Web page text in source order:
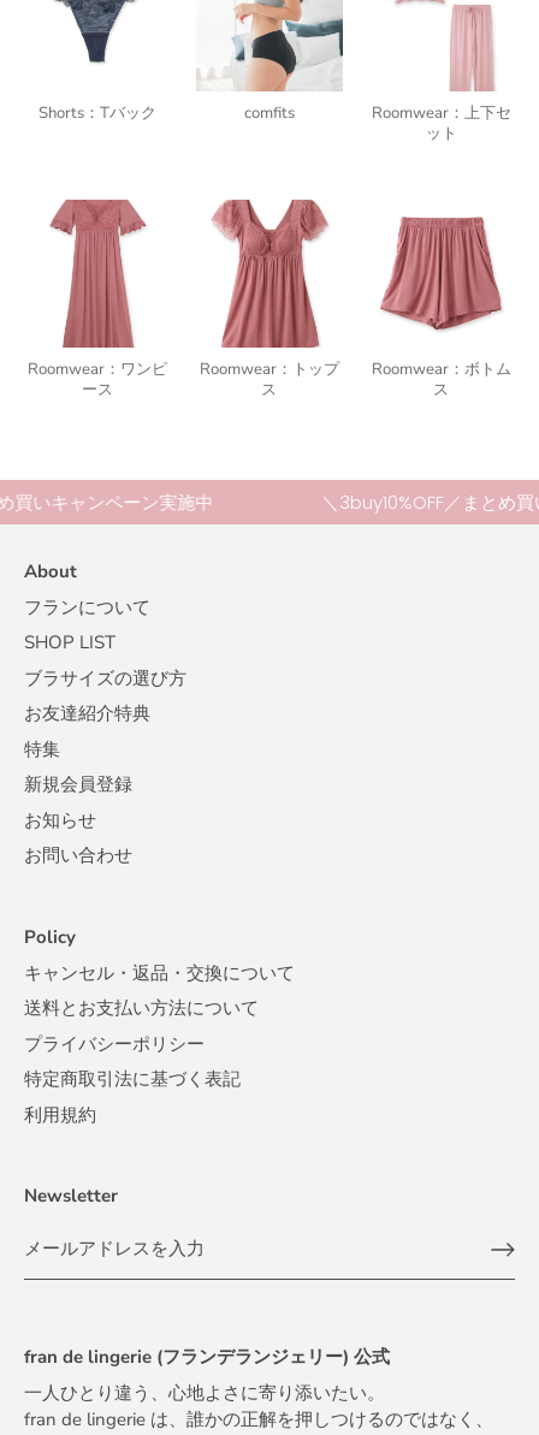
Shorts：Tバック comfits
Roomwear：上下セ
ット
Roomwear：ワンピ
ース
Roomwear：トップ
ス
Roomwear：ボトム
ス
買いキャンペーン実施中 ＼3buy10%OFF／まとめ
About
フランについて
SHOP LIST
ブラサイズの選び方
お友達紹介特典
特集
新規会員登録
お知らせ
お問い合わせ
Policy
キャンセル・返品・交換について
送料とお支払い方法について
プライバシーポリシー
特定商取引法に基づく表記
利用規約
Newsletter
fran de lingerie (フランデランジェリー) 公式
一人ひとり違う、心地よさに寄り添いたい。
fran de lingerie は、誰かの正解を押しつけるのではなく、